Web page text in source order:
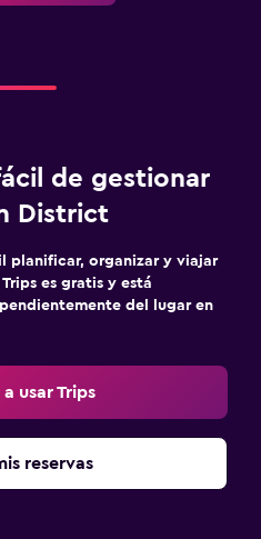
de gestionar
District
planificar, organizar y viajar
es gratis y está
del lugar en
usar Trips
reservas